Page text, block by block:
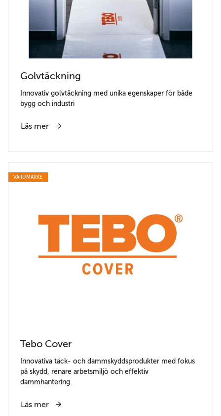
Golvtäckning
Innovativ golvtäckning med unika egenskaper för både
bygg och industri
Läs mer
VARUMÄRKE
Tebo Cover
Innovativa täck- och dammskyddsprodukter med fokus
på skydd, renare arbetsmiljö och effektiv
dammhantering.
Läs mer